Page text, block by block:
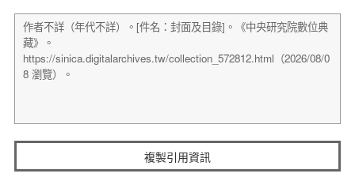
複製引用資訊